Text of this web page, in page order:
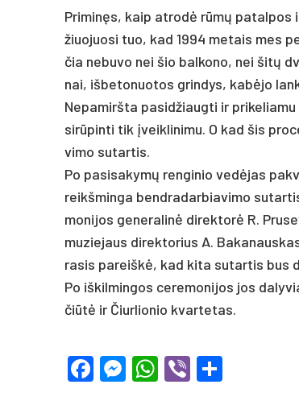
Pri­minęs, kaip at­rodė rūmų
žiuo­juo­si tuo, kad 1994 me­tais mes
čia ne­bu­vo nei šio bal­ko­no, nei šitų
nai, iš­be­to­nuo­tos grin­dys, kabė­jo
Ne­pa­mirš­ta pa­si­džiaug­ti ir
si­rūpin­ti tik įveik­li­ni­mu. O kad šis
vi­mo su­tar­tis.
Po pa­si­sa­kymų ren­ginio vedė­jas
reikš­min­ga bend­ra­dar­bia­vi­mo
mo­ni­jos ge­ne­ra­linė di­rek­torė R.
mu­zie­jaus di­rek­to­rius A.
ra­sis pa­reiškė, kad ki­ta su­tar­tis bus
Po iš­kil­min­gos ce­re­mo­ni­jos jos
čiūtė ir Čiur­lio­nio kvar­te­tas.
Facebook
Messenger
WhatsApp
Viber